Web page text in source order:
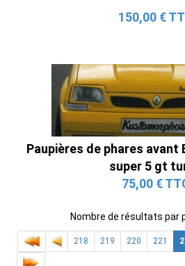
150,00 €
Paupières de phares avant
super 5 gt
75,00 €
Nombre de résultats par
218 219 220 221